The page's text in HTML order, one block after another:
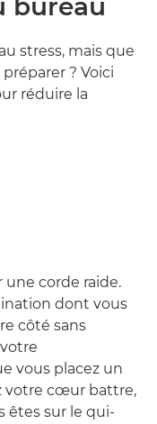
bureau
stress, mais que
? Voici
réduire la
corde raide.
dont vous
côté sans
vous placez un
votre cœur battre,
êtes sur le qui-